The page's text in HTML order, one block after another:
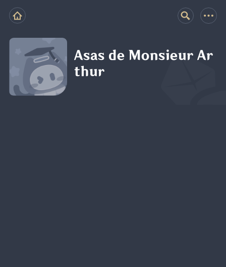
Asas de Monsieur Ar
thur